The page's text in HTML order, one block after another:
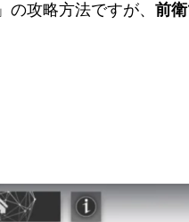
の攻略方法ですが、 前